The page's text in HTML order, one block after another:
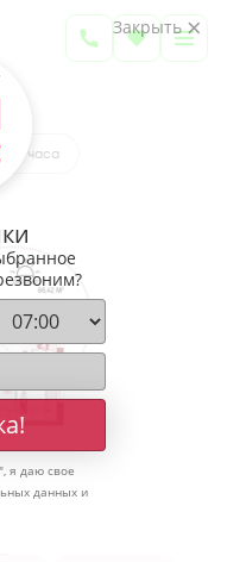
8 236 080 руб.
24 часа
Закрыть
", я даю свое
данных и